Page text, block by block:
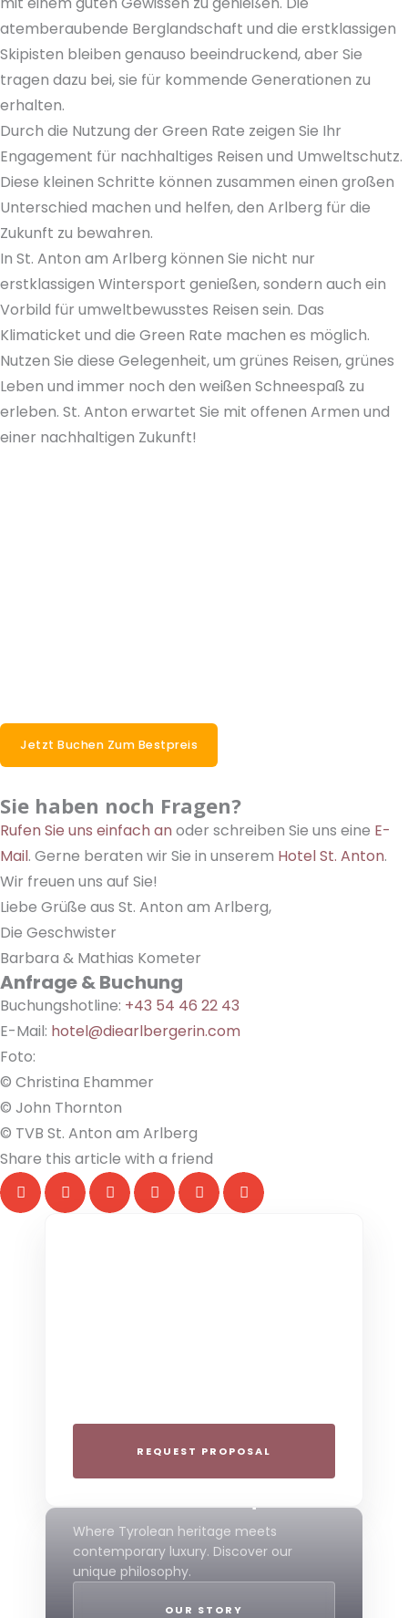
atemberaubende Berglandschaft und die erstklassigen
Skipisten bleiben genauso beeindruckend, aber Sie
tragen dazu bei, sie für kommende Generationen zu
erhalten.
Durch die Nutzung der Green Rate zeigen Sie Ihr
Engagement für nachhaltiges Reisen und Umweltschutz.
Diese kleinen Schritte können zusammen einen großen
Unterschied machen und helfen, den Arlberg für die
Zukunft zu bewahren.
In St. Anton am Arlberg können Sie nicht nur
erstklassigen Wintersport genießen, sondern auch ein
Vorbild für umweltbewusstes Reisen sein. Das
Klimaticket und die Green Rate machen es möglich.
Nutzen Sie diese Gelegenheit, um grünes Reisen, grünes
Leben und immer noch den weißen Schneespaß zu
erleben. St. Anton erwartet Sie mit offenen Armen und
einer nachhaltigen Zukunft!
Jetzt Buchen Zum Bestpreis
Sie haben noch Fragen?
Rufen Sie uns einfach an oder schreiben Sie uns eine E-
Mail. Gerne beraten wir Sie in unserem Hotel St. Anton.
Wir freuen uns auf Sie!
Liebe Grüße aus St. Anton am Arlberg,
Die Geschwister
Barbara & Mathias Kometer
Anfrage & Buchung
Buchungshotline: +43 54 46 22 43
E-Mail: hotel@diearlbergerin.com
Foto:
© Christina Ehammer
© John Thornton
© TVB St. Anton am Arlberg
Share this article with a friend
REQUEST PROPOSAL
THE 4-STAR SPIRIT
Where Tyrolean heritage meets
contemporary luxury. Discover our
unique philosophy.
OUR STORY